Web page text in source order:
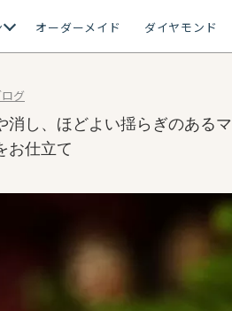
オーダーメイド ダイヤモンド
グ
消し、ほどよい揺らぎのあるマ
お仕立て